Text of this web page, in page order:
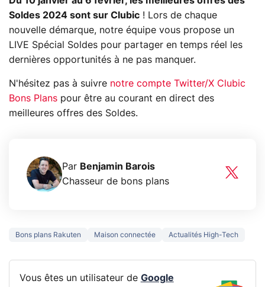
Soldes 2024 sont sur Clubic ! Lors de chaque
nouvelle démarque, notre équipe vous propose un
LIVE Spécial Soldes pour partager en temps réel les
dernières opportunités à ne pas manquer.
N'hésitez pas à suivre notre compte Twitter/X Clubic
Bons Plans pour être au courant en direct des
meilleures offres des Soldes.
Par Benjamin Barois
Chasseur de bons plans
Bons plans Rakuten Maison connectée Actualités High-Tech
Vous êtes un utilisateur de Google